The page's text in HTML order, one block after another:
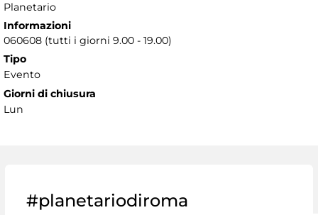
Planetario
Informazioni
060608 (tutti i giorni 9.00 - 19.00)
Tipo
Evento
Giorni di chiusura
Lun
#planetariodiroma